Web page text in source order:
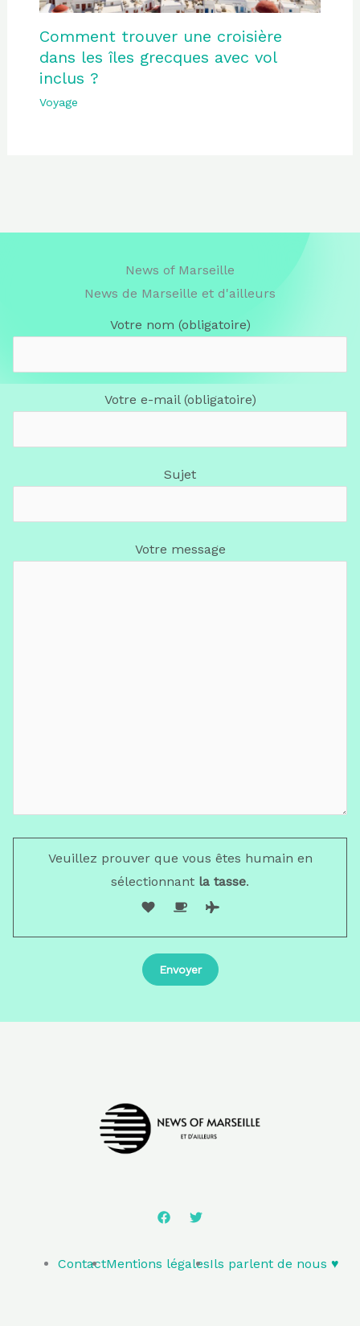
Comment trouver une croisière
dans les îles grecques avec vol
inclus ?
Voyage
News of Marseille
News de Marseille et d'ailleurs
Votre nom (obligatoire)
Votre e-mail (obligatoire)
Sujet
Votre message
Veuillez prouver que vous êtes humain en
sélectionnant la tasse.
ContactMentions légalesIls parlent de nous ♥️